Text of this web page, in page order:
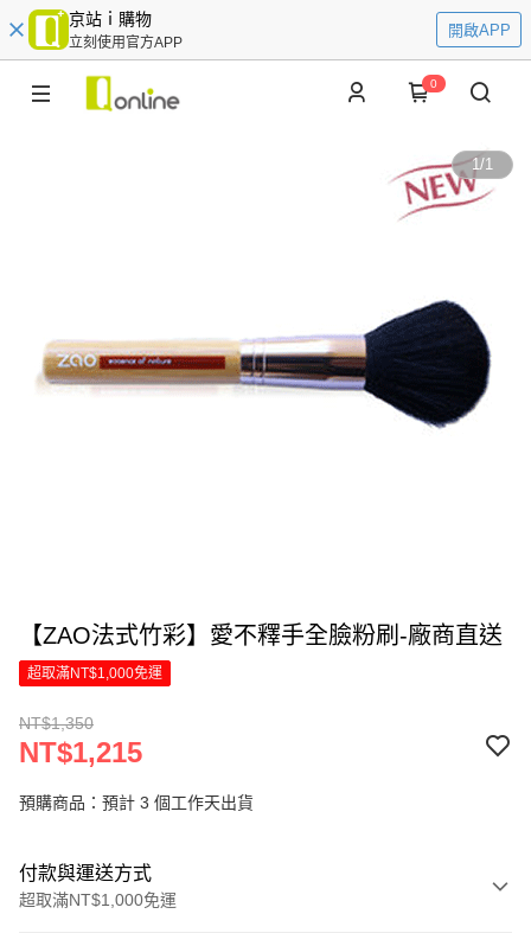
京站ｉ購物
立刻使用官方APP
開啟APP
0
1/1
【ZAO法式竹彩】愛不釋手全臉粉刷-廠商直送
超取滿NT$1,000免運
NT$1,350
NT$1,215
預購商品：預計 3 個工作天出貨
付款與運送方式
超取滿NT$1,000免運